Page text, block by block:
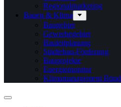
Regionalmarketing
Bauen & Klima
Baugebiet
Gewerbegebiet
Bauleitplanung
Städtebau-Förderung
Bauprojekte
Energiemonitor
Klimamanagement